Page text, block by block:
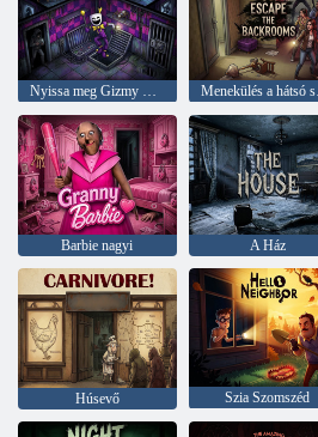
Barbie nagyi A Ház
Húsevő Szia Szomszéd